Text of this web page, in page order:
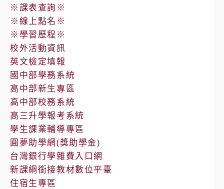
※課表查詢※
※線上點名※
※學習歷程※
校外活動資訊
英文檢定填報
國中部學務系統
高中部新生專區
高中部校務系統
高三升學報考系統
學生課業輔導專區
圓夢助學網(獎助學金)
台灣銀行學雜費入口網
新課綱銜接教材數位平臺
住宿生專區